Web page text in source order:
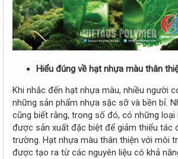
Hiểu đúng về hạt nhựa màu thân
Khi nhắc đến hạt nhựa màu, nhiều người
những sản phẩm nhựa sặc sỡ và bền bỉ.
cũng biết rằng, trong số đó, có những loại
được sản xuất đặc biệt để giảm thiểu tác
trường. Hạt nhựa màu thân thiện với môi
được tạo ra từ các nguyên liệu có khả